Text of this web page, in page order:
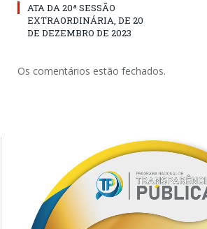
ATA DA 20ª SESSÃO
EXTRAORDINÁRIA, DE 20
DE DEZEMBRO DE 2023
Os comentários estão fechados.